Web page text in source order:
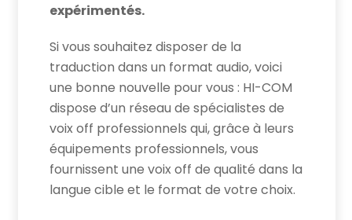
expérimentés.
Si vous souhaitez disposer de la
traduction dans un format audio, voici
une bonne nouvelle pour vous : HI-COM
dispose d’un réseau de spécialistes de
voix off professionnels qui, grâce à leurs
équipements professionnels, vous
fournissent une voix off de qualité dans la
langue cible et le format de votre choix.